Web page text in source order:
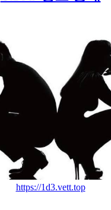
https://1d3.vett.top